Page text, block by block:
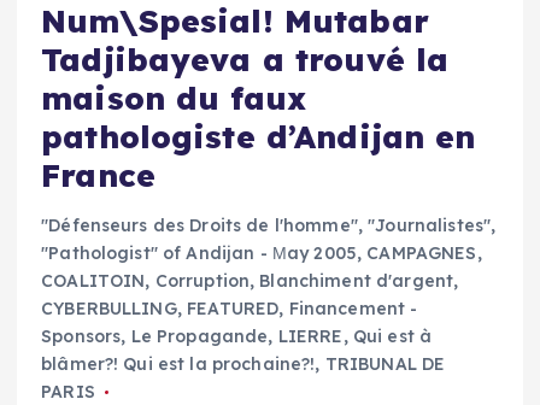
Num\Spesial! Mutabar
Tadjibayeva a trouvé la
maison du faux
pathologiste d’Andijan en
France
"Défenseurs des Droits de l'homme","Journalistes",
"Pathologist" of Andijan - Мay 2005, CAMPAGNES,
COALITOIN, Corruption, Blanchiment d'argent,
CYBERBULLING, FEATURED, Financement -
Sponsors, Le Propagande, LIERRE, Qui est à
blâmer?! Qui est la prochaine?!, TRIBUNAL DE
PARIS